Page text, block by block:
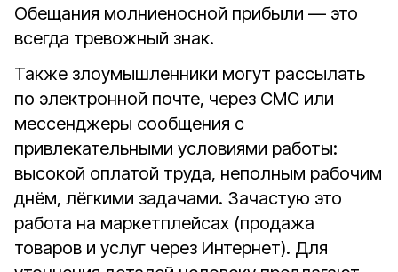
Обещания молниеносной прибыли — это
всегда тревожный знак.
Также злоумышленники могут рассылать
по электронной почте, через СМС или
мессенджеры сообщения с
привлекательными условиями работы:
высокой оплатой труда, неполным рабочим
днём, лёгкими задачами. Зачастую это
работа на маркетплейсах (продажа
товаров и услуг через Интернет). Для